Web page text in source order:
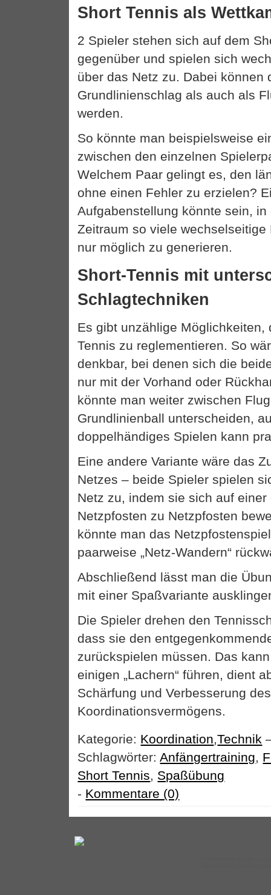
Short Tennis als
2 Spieler stehen sich auf dem
gegenüber und spielen sich
über das Netz zu. Dabei können
Grundlinienschlag als auch als
werden.
So könnte man beispielsweise
zwischen den einzelnen
Welchem Paar gelingt es, den
ohne einen Fehler zu erzielen?
Aufgabenstellung könnte sein,
Zeitraum so viele
nur möglich zu generieren.
Short-Tennis mit
Schlagtechniken
Es gibt unzählige Möglichkeiten,
Tennis zu reglementieren. So
denkbar, bei denen sich die
nur mit der Vorhand oder
könnte man weiter zwischen
Grundlinienball unterscheiden,
doppelhändiges Spielen kann
Eine andere Variante wäre das
Netzes – beide Spieler spielen
Netz zu, indem sie sich auf
Netzpfosten zu Netzpfosten
könnte man das
paarweise „Netz-Wandern“
Abschließend lässt man die
mit einer Spaßvariante
Die Spieler drehen den
dass sie den
zurückspielen müssen. Das
einigen „Lachern“ führen, dient
Schärfung und Verbesserung des
Koordinationsvermögens.
Kategorie: Koordination,Technik
Schlagwörter:Anfängertraining,
Short Tennis, Spaßübung
- Kommentare (0)